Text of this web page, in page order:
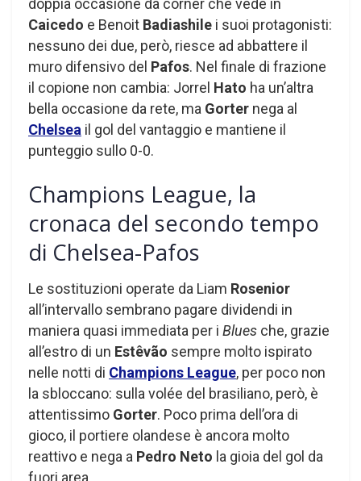
doppia occasione da corner che vede in
Caicedo e Benoit Badiashile i suoi protagonisti:
nessuno dei due, però, riesce ad abbattere il
muro difensivo del Pafos. Nel finale di frazione
il copione non cambia: Jorrel Hato ha un’altra
bella occasione da rete, ma Gorter nega al
Chelsea il gol del vantaggio e mantiene il
punteggio sullo 0-0.
Champions League, la
cronaca del secondo tempo
di Chelsea-Pafos
Le sostituzioni operate da Liam Rosenior
all’intervallo sembrano pagare dividendi in
maniera quasi immediata per i Blues che, grazie
all’estro di un Estêvão sempre molto ispirato
nelle notti di Champions League, per poco non
la sbloccano: sulla volée del brasiliano, però, è
attentissimo Gorter. Poco prima dell’ora di
gioco, il portiere olandese è ancora molto
reattivo e nega a Pedro Neto la gioia del gol da
fuori area.